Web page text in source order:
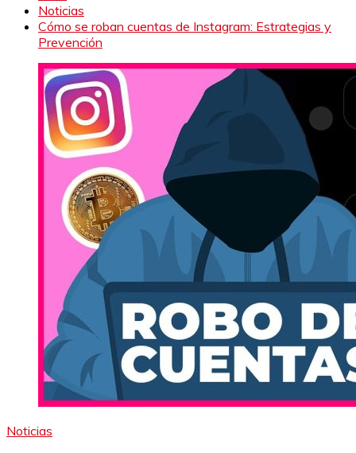
Noticias
Cómo se roban cuentas de Instagram: Estrategias y
Prevención
Noticias